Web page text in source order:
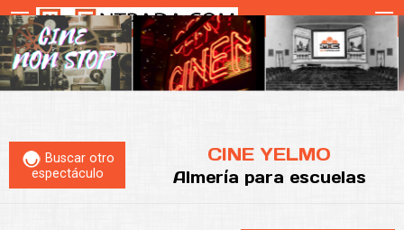
Buscar otro
espectáculo
CINE YELMO
Almería para escuelas